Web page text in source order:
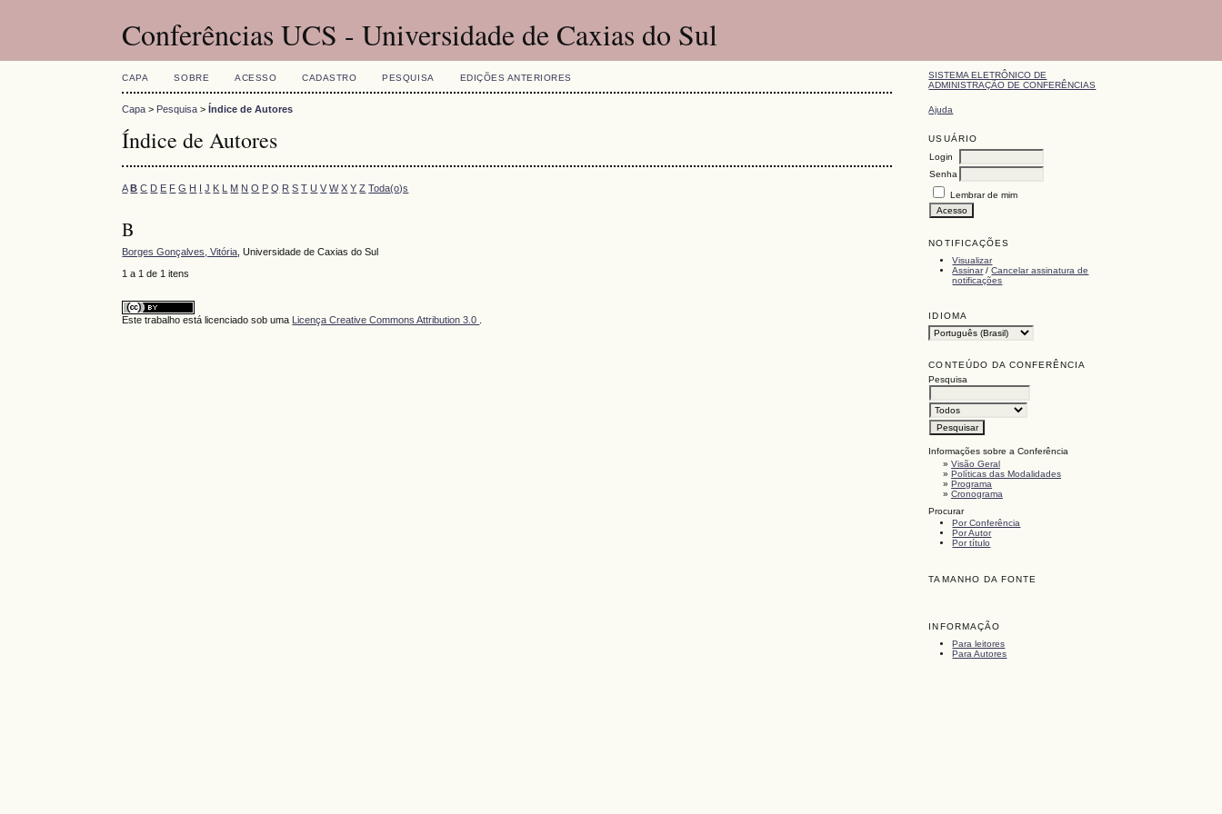
Conferências UCS - Universidade de Caxias do Sul
SISTEMA ELETRÔNICO DE
ADMINISTRAÇÃO DE CONFERÊNCIAS
Ajuda
USUÁRIO
Login
Senha
Lembrar de mim
NOTIFICAÇÕES
Visualizar
Assinar/Cancelar assinatura de
notificações
IDIOMA
CONTEÚDO DA CONFERÊNCIA
Pesquisa
Informações sobre a Conferência
»Visão Geral
»Políticas das Modalidades
»Programa
»Cronograma
Procurar
Por Conferência
Por Autor
Por título
TAMANHO DA FONTE
INFORMAÇÃO
Para leitores
Para Autores
CAPA SOBRE ACESSO CADASTRO PESQUISA EDIÇÕES ANTERIORES
Capa > Pesquisa >Índice de Autores
Índice de Autores
A B C D E F G H I J K L M N O P Q R S T U V W X Y Z Toda(o)s
B
Borges Gonçalves, Vitória , Universidade de Caxias do Sul
1 a 1 de 1 itens
Este trabalho está licenciado sob uma Licença Creative Commons Attribution 3.0